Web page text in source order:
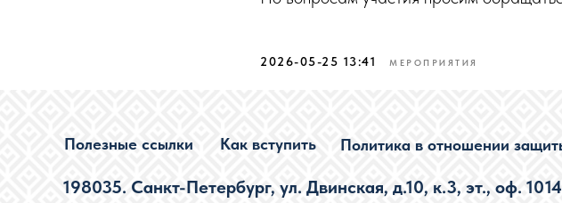
2026-05-25 13:41 МЕРОПРИЯТИЯ
198035. Санкт-Петербург, ул. Двинская, д.10, к.3, эт., оф. 1014
Полезные ссылки Как вступить Политика в отношении